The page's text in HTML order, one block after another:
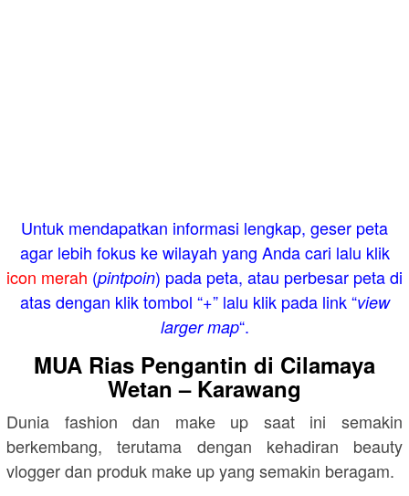
Untuk mendapatkan informasi lengkap, geser peta
agar lebih fokus ke wilayah yang Anda cari lalu klik
icon merah (pintpoin) pada peta, atau perbesar peta di
atas dengan klik tombol “+” lalu klik pada link “view
larger map“.
MUA Rias Pengantin di Cilamaya
Wetan – Karawang
Dunia fashion dan make up saat ini semakin
berkembang, terutama dengan kehadiran beauty
vlogger dan produk make up yang semakin beragam.